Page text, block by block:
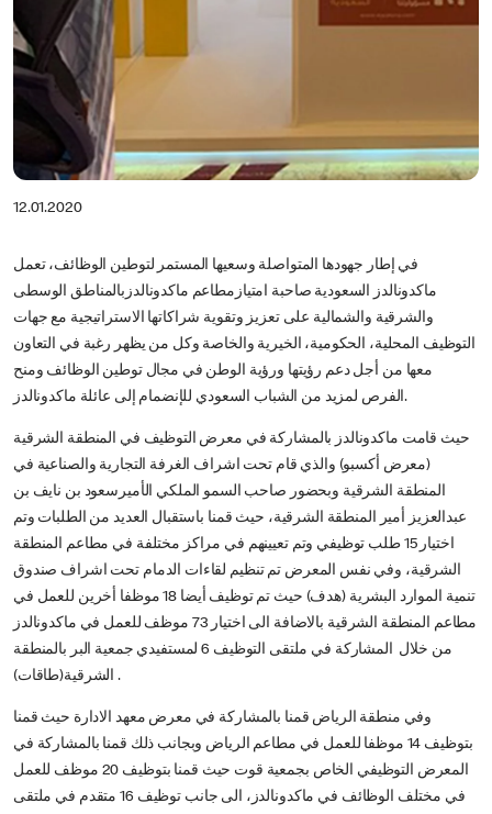
12.01.2020
في إطار جهودها المتواصلة وسعيها المستمر لتوطين الوظائف، تعمل
ماكدونالدز السعودية صاحبة امتيازمطاعم ماكدونالدزبالمناطق الوسطى
والشرقية والشمالية على تعزيز وتقوية شراكاتها الاستراتيجية مع جهات
التوظيف المحلية، الحكومية، الخيرية والخاصة وكل من يظهر رغبة في التعاون
معها من أجل دعم رؤيتها ورؤية الوطن في مجال توطين الوظائف ومنح
الفرص لمزيد من الشباب السعودي للإنضمام إلى عائلة ماكدونالدز.
حيث قامت ماكدونالدز بالمشاركة في معرض التوظيف في المنطقة الشرقية
(معرض أكسبو) والذي قام تحت اشراف الغرفة التجارية والصناعية في
المنطقة الشرقية وبحضور صاحب السمو الملكي الأميرسعود بن نايف بن
عبدالعزيز أمير المنطقة الشرقية، حيث قمنا باستقبال العديد من الطلبات وتم
اختيار 15 طلب توظيفي وتم تعيينهم في مراكز مختلفة في مطاعم المنطقة
الشرقية، وفي نفس المعرض تم تنظيم لقاءات الدمام تحت اشراف صندوق
تنمية الموارد البشرية (هدف) حيث تم توظيف أيضا 18 موظفا أخرين للعمل في
مطاعم المنطقة الشرقية بالاضافة الى اختيار 73 موظف للعمل في ماكدونالدز
من خلال المشاركة في ملتقى التوظيف 6 لمستفيدي جمعية البر بالمنطقة
الشرقية(طاقات) .
وفي منطقة الرياض قمنا بالمشاركة في معرض معهد الادارة حيث قمنا
بتوظيف 14 موظفا للعمل في مطاعم الرياض وبجانب ذلك قمنا بالمشاركة في
المعرض التوظيفي الخاص بجمعية قوت حيث قمنا بتوظيف 20 موظف للعمل
في مختلف الوظائف في ماكدونالدز، الى جانب توظيف 16 متقدم في ملتقى